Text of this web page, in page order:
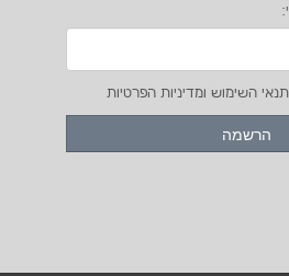
השימוש ומדיניות הפרטיות